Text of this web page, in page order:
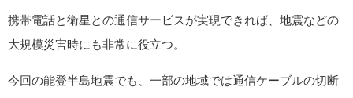
携帯電話と衛星との通信サービスが実現できれば、地震などの
大規模災害時にも非常に役立つ。
今回の能登半島地震でも、一部の地域では通信ケーブルの切断